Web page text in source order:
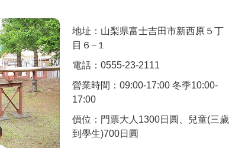
地址：山梨県富士吉田市新西原５丁
目６−１
電話：0555-23-2111
營業時間：09:00-17:00 冬季10:00-
17:00
價位：門票大人1300日圓、兒童(三歲
到學生)700日圓